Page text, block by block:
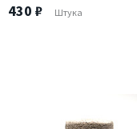
430 ₽ Штука